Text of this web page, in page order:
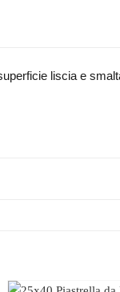
liscia e